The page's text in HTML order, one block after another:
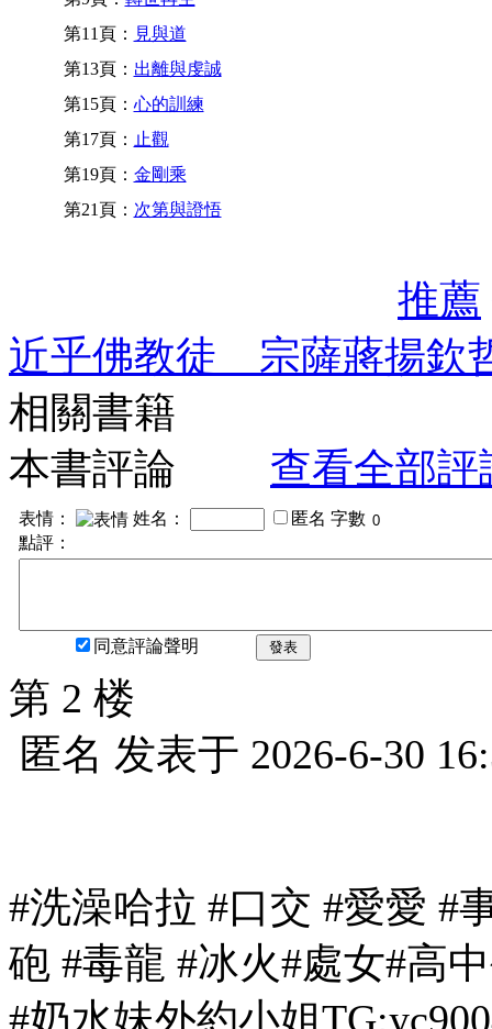
第11頁： 見與道
第13頁： 出離與虔誠
第15頁： 心的訓練
第17頁： 止觀
第19頁： 金剛乘
第21頁： 次第與證悟
推薦
近乎佛教徒 宗薩蔣揚欽
相關書籍
本書評論
查看全部評
表情： 姓名： 匿名 字數
點評：
同意評論聲明 發表
第 2 楼
匿名 发表于 2026-6-30
#洗澡哈拉 #口交 #愛愛 #
砲 #毒龍 #冰火#處女#高
#奶水妹外約小姐